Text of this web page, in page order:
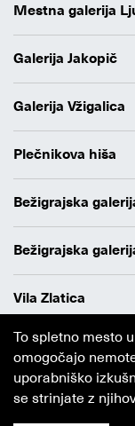
Mestna galerija
Galerija Jakopič
Galerija Vžigalica
Plečnikova hiša
Bežigrajska
Bežigrajska
Vila Zlatica
Varstvo osebnih
Avtorji
Obvestilo o piškotkih
To spletno mesto
omogočajo
uporabniško
se strinjate z